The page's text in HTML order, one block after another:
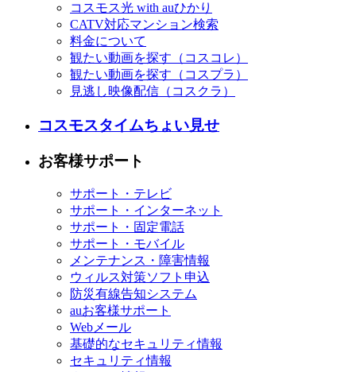
コスモス光 with auひかり
CATV対応マンション検索
料金について
観たい動画を探す（コスコレ）
観たい動画を探す（コスプラ）
見逃し映像配信（コスクラ）
コスモスタイムちょい見せ
お客様サポート
サポート・テレビ
サポート・インターネット
サポート・固定電話
サポート・モバイル
メンテナンス・障害情報
ウィルス対策ソフト申込
防災有線告知システム
auお客様サポート
Webメール
基礎的なセキュリティ情報
セキュリティ情報